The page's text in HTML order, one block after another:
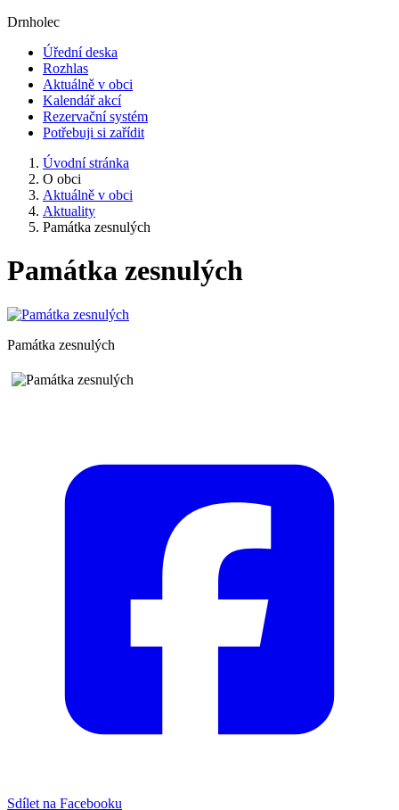
Drnholec
Úřední deska
Rozhlas
Aktuálně v obci
Kalendář akcí
Rezervační systém
Potřebuji si zařídit
Úvodní stránka
O obci
Aktuálně v obci
Aktuality
Památka zesnulých
Památka zesnulých
Památka zesnulých
Sdílet na Facebooku